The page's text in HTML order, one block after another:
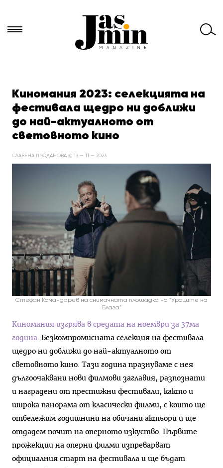
за:Киномания 2023: селекцията на
фестивала щедро ни доближи
до най-актуалното от
световното кино
СЛАВЕНА ПРОДАНОВА @ 13 — 11 — 2023
Стефан Командарев на снимачната площадка на “Уроците на
Блага”
Киномания изгрява в средата на ноември за 37ма
година. Безкомпромисната селекция на фестивала
щедро ни доближи до най-актуалното от
световното кино. Тази година празнуваме с нея
дългоочаквани нови филмови заглавия, разпознати
и наградени от престижни фестивали, както и
широка панорама от класически филми, с които ще
отбележим годишнини на обичани актьори и ще
отдадем почит на оперното изкуство. Първите
прожекции на оперни филми изпреварват
официалния старт на фестивала и ще бъдат